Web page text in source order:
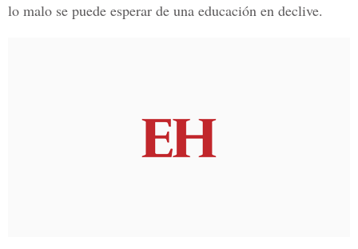
lo malo se puede esperar de una educación en declive.